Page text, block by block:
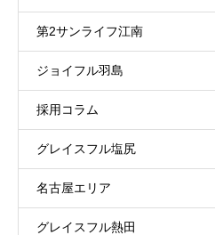
第2サンライフ江南
ジョイフル羽島
採用コラム
グレイスフル塩尻
名古屋エリア
グレイスフル熱田